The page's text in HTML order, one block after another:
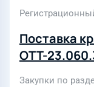
Поставка
ОТТ-
Закупки по